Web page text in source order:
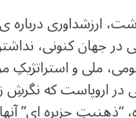
ارزشداوری
در جهان کنونی،
قومی، ملی و
در اروپاست که